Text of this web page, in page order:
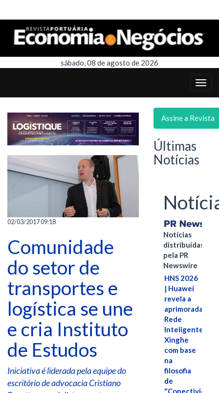
sábado, 08 de agosto de 2026
02/03/2017 09:18
Comunidade
do setor de
transportes e
logística se une
e cria Instituto
de Estudos
Iniciativa é liderada pela equipe do
escritório de advocacia Cristiano
Assine a Revista
Últimas
Notícias
Notícias
distribuídas
pela PR
Newswire
HNS 2026
| Huawei
revela a
aprimorada
Rede
Inteligente
Xinghe
com base
na
filosofia
de
"Conectividade